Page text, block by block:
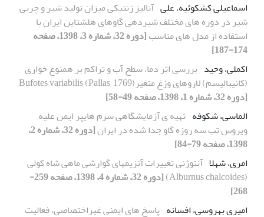
اسماعیلی کشکوئیه، علی آنالیز ژنتیکی میزان تولید شیر و چربی
شیر در دوره های مختلف شیردهی گاوهای هلشتاین ایران با
استفاده از مدل های مناسب
[دوره 32، شماره 3، 1398، صفحه
174-187]
اکملی، وحید بررسی اثر دما، سطح آب و تراکم بر همنوع خواری
(کانیبالیسم) لاروهای وزغ متغیر(Pallas, 1769) Bufotes variabilis
[دوره 32، شماره 1، 1398، صفحه 49-58]
الماسی، شکوفه تهیه ی آزمایشگاهی سرم هایپر ایمن علیه
ویروس تب سه روزه گاو جدا شده در ایران
[دوره 32، شماره 2،
1398، صفحه 79-84]
امری، شهلا آنتوژنی تغییرات آنزیمهای گوارشی ماهی شاه کولی
(Alburnus chalcoides)
[دوره 32، شماره 4، 1398، صفحه 259-
268]
امیری بهروسی، افسانه پاسخ های ایمنی غیر‌اختصاصی، فعالیت